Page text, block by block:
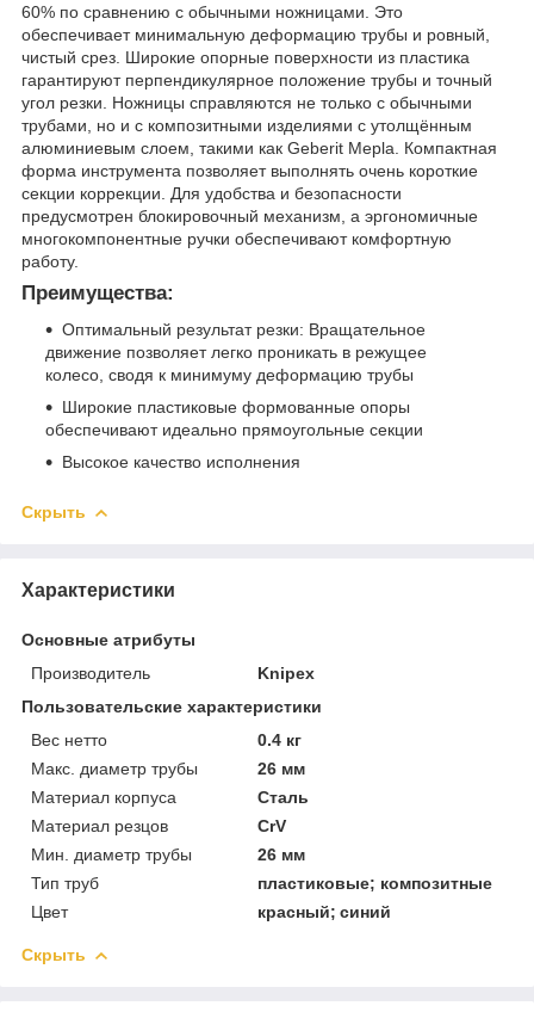
60% по сравнению с обычными ножницами. Это
обеспечивает минимальную деформацию трубы и ровный,
чистый срез. Широкие опорные поверхности из пластика
гарантируют перпендикулярное положение трубы и точный
угол резки. Ножницы справляются не только с обычными
трубами, но и с композитными изделиями с утолщённым
алюминиевым слоем, такими как Geberit Mepla. Компактная
форма инструмента позволяет выполнять очень короткие
секции коррекции. Для удобства и безопасности
предусмотрен блокировочный механизм, а эргономичные
многокомпонентные ручки обеспечивают комфортную
работу.
Преимущества:
Оптимальный результат резки: Вращательное
движение позволяет легко проникать в режущее
колесо, сводя к минимуму деформацию трубы
Широкие пластиковые формованные опоры
обеспечивают идеально прямоугольные секции
Высокое качество исполнения
Скрыть
Характеристики
Основные атрибуты
Производитель
Knipex
Пользовательские характеристики
Вес нетто
0.4 кг
Макс. диаметр трубы
26 мм
Материал корпуса
Сталь
Материал резцов
CrV
Мин. диаметр трубы
26 мм
Тип труб
пластиковые; композитные
Цвет
красный; синий
Скрыть